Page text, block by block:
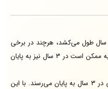
کانادا، دوره‌ی کارشناسی معمولاً 4 سال طول می‌کشد، هرچند در برخی
رشته‌ها مانند علوم انسانی یا علوم پایه ممکن است در 3 سال نیز به پایان
در استرالیا، بیشتر دوره‌های کارشناسی در 3 سال به پایان می‌رسند. با این